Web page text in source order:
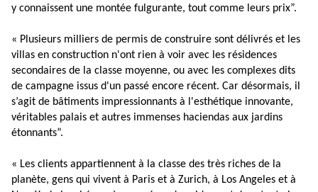
y connaissent une montée fulgurante, tout comme leurs prix”.
« Plusieurs milliers de permis de construire sont délivrés et les
villas en construction n'ont rien à voir avec les résidences
secondaires de la classe moyenne, ou avec les complexes dits
de campagne issus d'un passé encore récent. Car désormais, il
s’agit de bâtiments impressionnants à l'esthétique innovante,
véritables palais et autres immenses haciendas aux jardins
étonnants”.
« Les clients appartiennent à la classe des très riches de la
planète, gens qui vivent à Paris et à Zurich, à Los Angeles et à